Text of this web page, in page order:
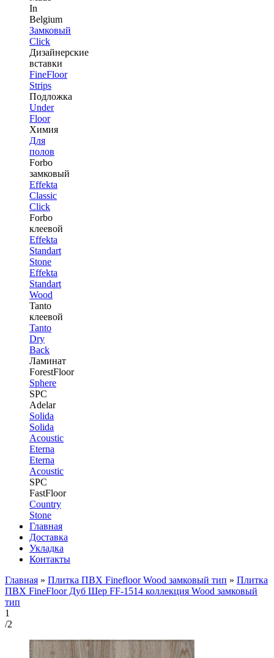
In
Belgium
Замковый
Click
Дизайнерские
вставки
FineFloor
Strips
Подложка
Under
Floor
Химия
Для
полов
Forbo
замковый
Effekta
Classic
Click
Forbo
клеевой
Effekta
Standart
Stone
Effekta
Standart
Wood
Tanto
клеевой
Tanto
Dry
Back
Ламинат
ForestFloor
Sphere
SPC
Adelar
Solida
Solida
Acoustic
Eterna
Eterna
Acoustic
SPC
FastFloor
Country
Stone
Главная
Доставка
Укладка
Контакты
Главная » Плитка ПВХ Finefloor Wood замковый тип » Плитка
ПВХ FineFloor Дуб Шер FF-1514 коллекция Wood замковый
тип
1
/2